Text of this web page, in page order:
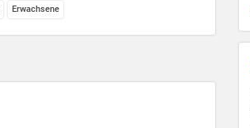
Erwachsene